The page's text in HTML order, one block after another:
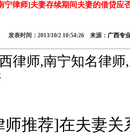
宁律师]夫妻存续期间夫妻的借贷应
发表时间：2013/10/2 10:54:26 来源： 广西专
荐]在夫妻关